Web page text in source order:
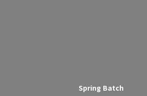
Spring Batch